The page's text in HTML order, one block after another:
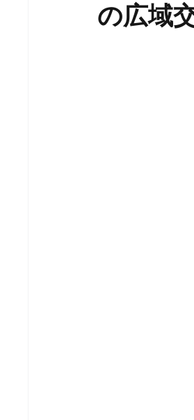
の広域